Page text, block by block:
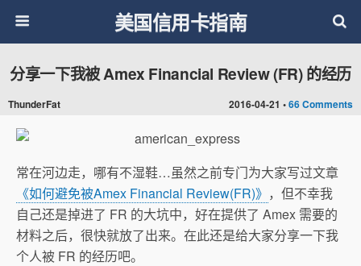
美国信用卡指南
2016-04-21 •66 Comments
分享一下我被 Amex Financial Review (FR) 的经历
ThunderFat
常在河边走，哪有不湿鞋…虽然之前专门为大家写过文章
《如何避免被Amex Financial Review(FR)》 ，但不幸我
自己还是掉进了 FR 的大坑中，好在提供了 Amex 需要的
材料之后，很快就放了出来。在此还是给大家分享一下我
个人被 FR 的经历吧。